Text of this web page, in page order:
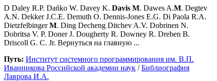
D Daley R.P. Dańko W. Davey K. Davis M. Dawes A.M. Degtev
A.N. Dekker J.C.E. Demuth O. Dennis-Jones E.G. Di Paola R.A.
DietzfelbingerM. Ding Decheng Ditchev A.V. Dobrinen N.
Dobritsa V. P. Doner J. Dougherty R. Downey R. Dreben B.
Driscoll G. C. Jr. Вернуться на главную ...
Путь: Институт системного программирования им. В.П.
Иванникова Роcсийской академии наук /Библиография
Лаврова И.А.